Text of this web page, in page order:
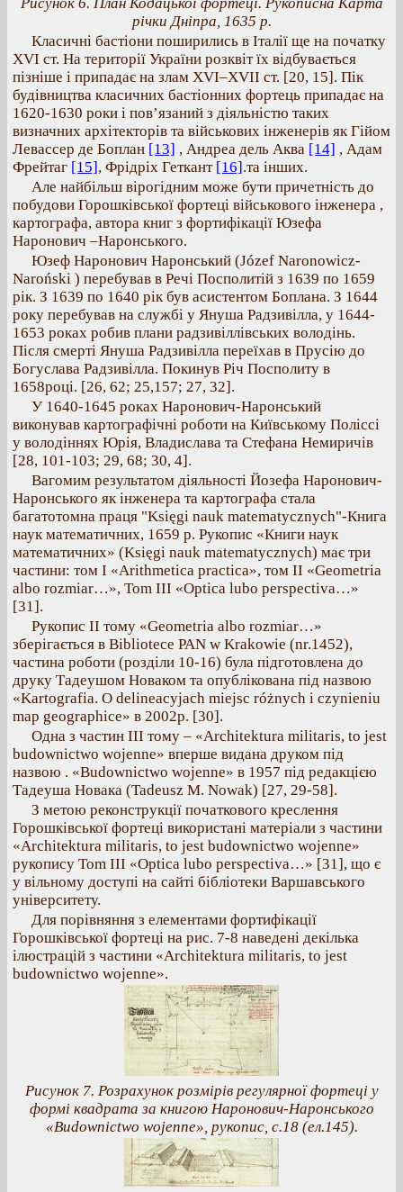
річки Дніпра, 1635 р.
Класичні бастіони поширились в Італії ще на початку
XVI ст. На території України розквіт їх відбувається
пізніше і припадає на злам ХVІ–ХVІІ ст. [20, 15]. Пік
будівництва класичних бастіонних фортець припадає на
1620-1630 роки і пов’язаний з діяльністю таких
визначних архітекторів та військових інженерів як Гійом
Левассер де Боплан [13] , Андреа дель Аква [14] , Адам
Фрейтаг [15], Фрідріх Геткант [16].та інших.
Але найбільш вірогідним може бути причетність до
побудови Горошківської фортеці військового інженера ,
картографа, автора книг з фортифікації Юзефа
Наронович –Наронського.
Юзеф Наронович Наронський (Józef Naronowicz-
Naroński ) перебував в Речі Посполитій з 1639 по 1659
рік. З 1639 по 1640 рік був асистентом Боплана. З 1644
року перебував на службі у Януша Радзивілла, у 1644-
1653 роках робив плани радзивіллівських володінь.
Після смерті Януша Радзивілла переїхав в Прусію до
Богуслава Радзивілла. Покинув Річ Посполиту в
1658році. [26, 62; 25,157; 27, 32].
У 1640-1645 роках Наронович-Наронський
виконував картографічні роботи на Київському Поліссі
у володіннях Юрія, Владислава та Стефана Немиричів
[28, 101-103; 29, 68; 30, 4].
Вагомим результатом діяльності Йозефа Наронович-
Наронського як інженера та картографа стала
багатотомна праця "Księgi nauk matematycznych"-Книга
наук математичних, 1659 р. Рукопис «Книги наук
математичних» (Księgi nauk matematycznych) має три
частини: том І «Arithmetica practica», том II «Geometria
albo rozmiar…», Tom III «Optica lubo perspectiva…»
[31].
Рукопис ІІ тому «Geometria albo rozmiar…»
зберігається в Bibliotece PAN w Krakowie (nr.1452),
частина роботи (розділи 10-16) була підготовлена до
друку Тадеушом Новаком та опублікована під назвою
«Kartografia. O delineacyjach miejsc różnych i czynieniu
map geographice» в 2002р. [30].
Одна з частин ІІІ тому – «Architektura militaris, to jest
budownictwo wojenne» вперше видана друком під
назвою . «Budownictwo wojenne» в 1957 під редакцією
Тадеуша Новака (Tadeusz M. Nowak) [27, 29-58].
З метою реконструкції початкового креслення
Горошківської фортеці використані матеріали з частини
«Architektura militaris, to jest budownictwo wojenne»
рукопису Tom III «Optica lubo perspectiva…» [31], що є
у вільному доступі на сайті бібліотеки Варшавського
університету.
Для порівняння з елементами фортифікації
Горошківської фортеці на рис. 7-8 наведені декілька
ілюстрацій з частини «Architektura militaris, to jest
budownictwo wojenne».
Рисунок 7. Розрахунок розмірів регулярної фортеці у
формі квадрата за книгою Наронович-Наронського
«Budownictwo wojenne», рукопис, с.18 (ел.145).